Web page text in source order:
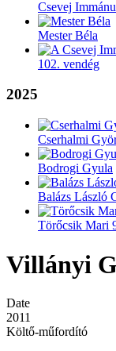
Csevej
Mester Béla
102. vendég
2025
Cserhalmi
Bodrogi Gyula
Balázs László
Törőcsik Mari
Villányi
Date
2011
Költő-műfordító